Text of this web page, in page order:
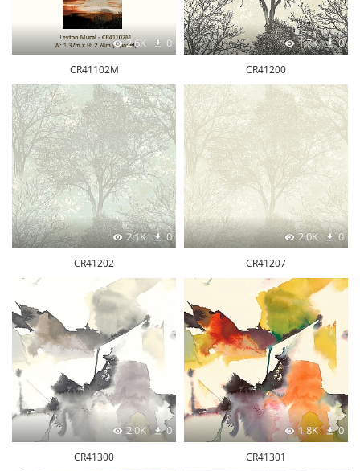
2.6K 0
CR41102M
1.7K 0
CR41200
2.1K 0
CR41202
2.0K 0
CR41207
2.0K 0
CR41300
1.8K 0
CR41301